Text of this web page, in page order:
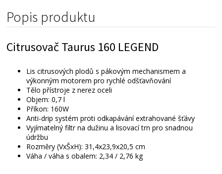
Alternativní zboží
Popis produktu
Citrusovač Taurus 160 LEGEND
Lis citrusových plodů s pákovým mechanismem a
výkonným motorem pro rychlé odšťavňování
Tělo přístroje z nerez oceli
Objem: 0,7 l
Příkon: 160W
Anti-drip systém proti odkapávání extrahované šťávy
Vyjímatelný filtr na dužinu a lisovací trn pro snadnou
údržbu
Rozměry (VxŠxH): 31,4x23,9x20,5 cm
Váha / váha s obalem: 2,34 / 2,76 kg